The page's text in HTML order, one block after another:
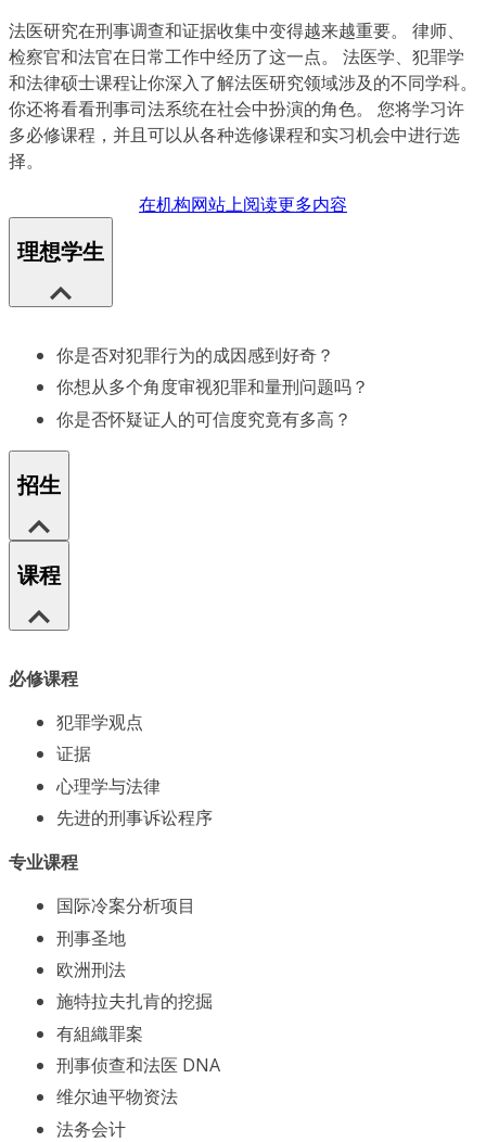
法医研究在刑事调查和证据收集中变得越来越重要。 律师、
检察官和法官在日常工作中经历了这一点。 法医学、犯罪学
和法律硕士课程让你深入了解法医研究领域涉及的不同学科。
你还将看看刑事司法系统在社会中扮演的角色。 您将学习许
多必修课程，并且可以从各种选修课程和实习机会中进行选
择。
在机构网站上阅读更多内容
理想学生
你是否对犯罪行为的成因感到好奇？
你想从多个角度审视犯罪和量刑问题吗？
你是否怀疑证人的可信度究竟有多高？
招生
课程
必修课程
犯罪学观点
证据
心理学与法律
先进的刑事诉讼程序
专业课程
国际冷案分析项目
刑事圣地
欧洲刑法
施特拉夫扎肯的挖掘
有組織罪案
刑事侦查和法医 DNA
维尔迪平物资法
法务会计